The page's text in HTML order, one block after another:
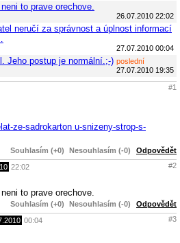
to prave orechove.
26.07.2010 22:02
neručí za správnost a úplnost informací
27.07.2010 00:04
Jeho postup je normální.;-) poslední
27.07.2010 19:35
#1
ze-sadrokarton u-snizeny-strop-s-
Souhlasím (+0) Nesouhlasím (-0) Odpovědět
22:02 #2
to prave orechove.
Souhlasím (+0) Nesouhlasím (-0) Odpovědět
00:04 #3